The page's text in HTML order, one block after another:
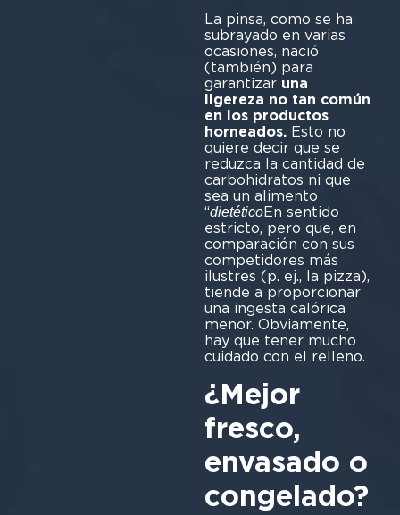
La pinsa, como se ha
subrayado en varias
ocasiones, nació
(también) para
garantizar una
ligereza no tan común
en los productos
horneados.Esto no
quiere decir que se
reduzca la cantidad de
carbohidratos ni que
sea un alimento
“dietéticoEn sentido
estricto, pero que, en
comparación con sus
competidores más
ilustres (p. ej., la pizza),
tiende a proporcionar
una ingesta calórica
menor. Obviamente,
hay que tener mucho
cuidado con el relleno.
¿Mejor
fresco,
envasado o
congelado?